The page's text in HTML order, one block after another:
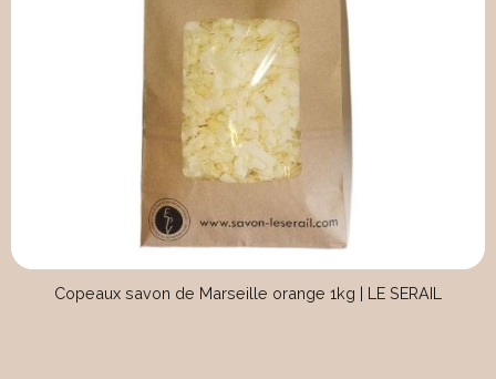
Copeaux savon de Marseille orange 1kg | LE SERAIL